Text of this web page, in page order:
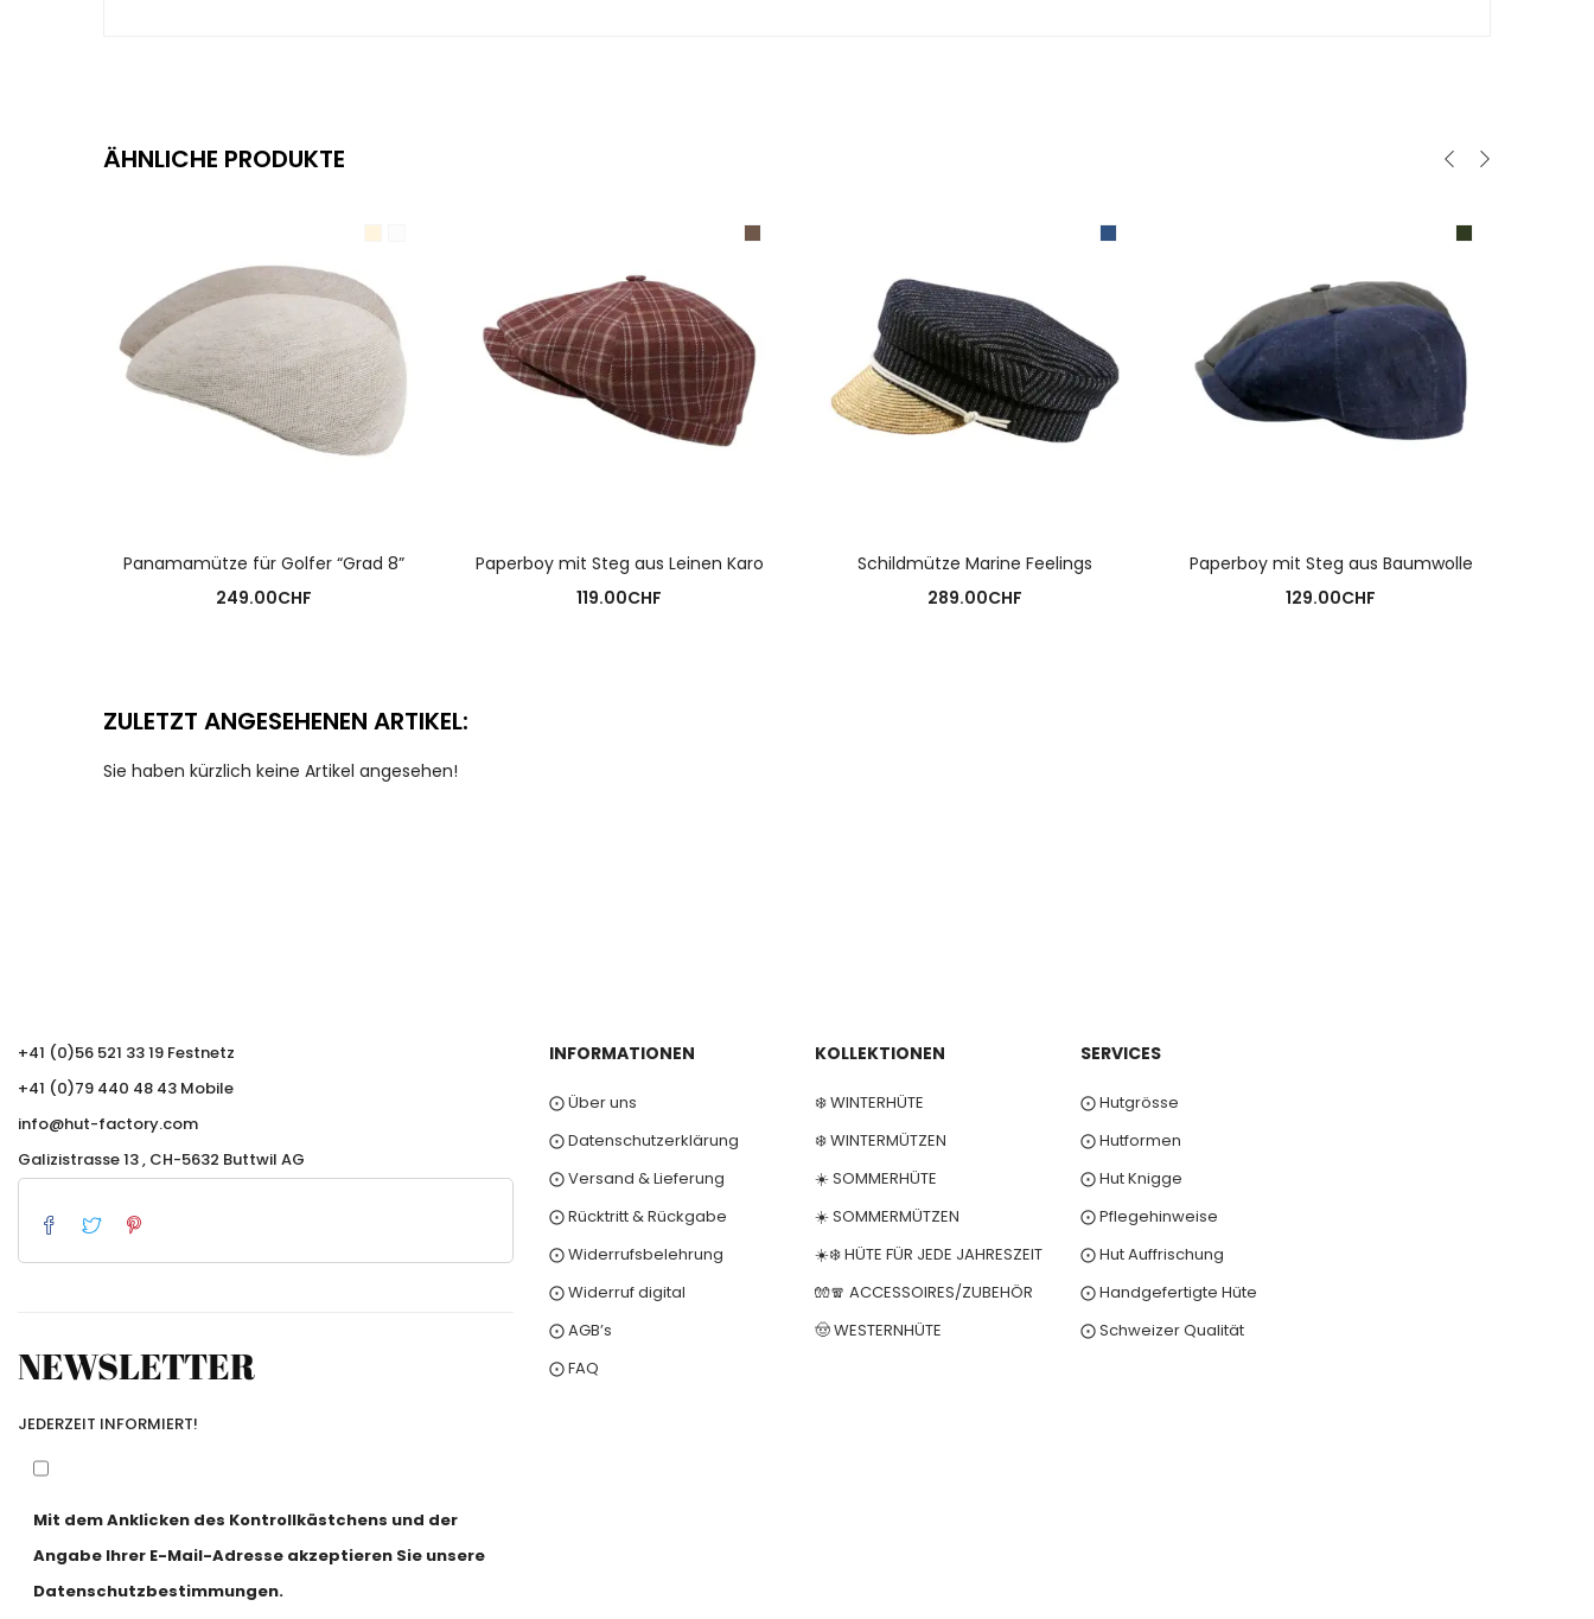
ÄHNLICHE PRODUKTE
Panamamütze für Golfer “Grad 8”
249.00CHF
Paperboy mit Steg aus Leinen Karo
119.00CHF
Schildmütze Marine Feelings
289.00CHF
Paperboy mit Steg aus Baumwolle
129.00CHF
ZULETZT ANGESEHENEN ARTIKEL:
Sie haben kürzlich keine Artikel angesehen!
+41 (0)56 521 33 19 Festnetz
+41 (0)79 440 48 43 Mobile
info@hut-factory.com
Galizistrasse 13 , CH-5632 Buttwil AG
NEWSLETTER
JEDERZEIT INFORMIERT!
Mit dem Anklicken des Kontrollkästchens und der
Angabe Ihrer E-Mail-Adresse akzeptieren Sie unsere
Datenschutzbestimmungen.
INFORMATIONEN
⨀ Über uns
⨀ Datenschutzerklärung
⨀ Versand & Lieferung
⨀ Rücktritt & Rückgabe
⨀ Widerrufsbelehrung
⨀ Widerruf digital
⨀ AGB’s
⨀ FAQ
KOLLEKTIONEN
❄️ WINTERHÜTE
❄️ WINTERMÜTZEN
☀️ SOMMERHÜTE
☀️ SOMMERMÜTZEN
☀️❄️ HÜTE FÜR JEDE JAHRESZEIT
🧤🧣 ACCESSOIRES/ZUBEHÖR
🤠 WESTERNHÜTE
SERVICES
⨀ Hutgrösse
⨀ Hutformen
⨀ Hut Knigge
⨀ Pflegehinweise
⨀ Hut Auffrischung
⨀ Handgefertigte Hüte
⨀ Schweizer Qualität